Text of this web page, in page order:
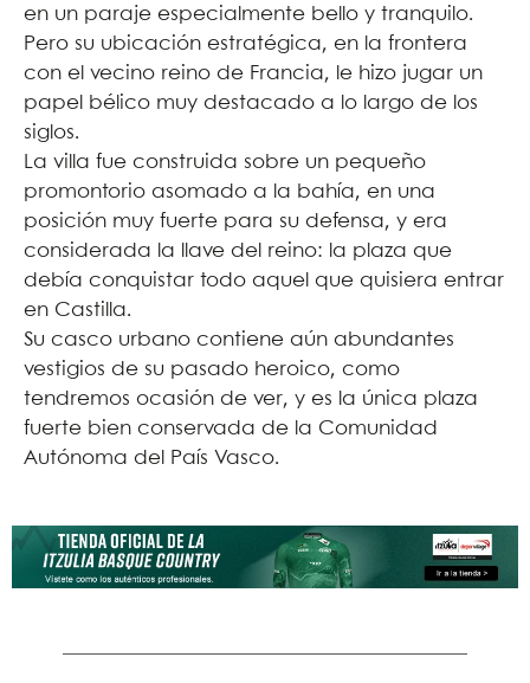
en un paraje especialmente bello y tranquilo.
Pero su ubicación estratégica, en la frontera
con el vecino reino de Francia, le hizo jugar un
papel bélico muy destacado a lo largo de los
siglos.
La villa fue construida sobre un pequeño
promontorio asomado a la bahía, en una
posición muy fuerte para su defensa, y era
considerada la llave del reino: la plaza que
debía conquistar todo aquel que quisiera entrar
en Castilla.
Su casco urbano contiene aún abundantes
vestigios de su pasado heroico, como
tendremos ocasión de ver, y es la única plaza
fuerte bien conservada de la Comunidad
Autónoma del País Vasco.